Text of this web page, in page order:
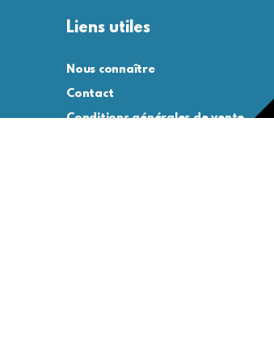
Liens utiles
Nous connaître
Contact
Conditions générales de vente